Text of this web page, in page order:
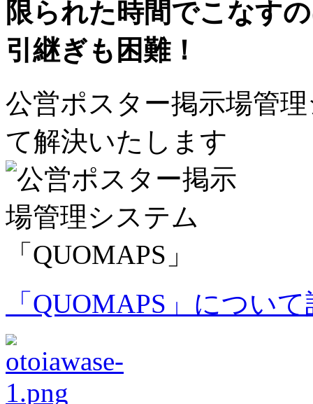
限られた時間でこなす
引継ぎも困難！
公営ポスター掲示場管
て解決いたします
「QUOMAPS」につい